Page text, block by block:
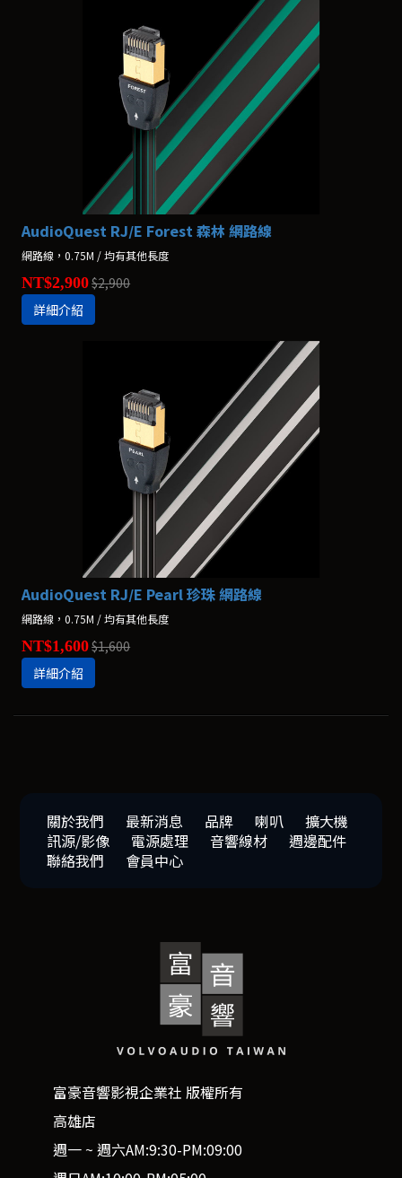
AudioQuest RJ/E Forest 森林 網路線
網路線，0.75M / 均有其他長度
NT$2,900$2,900
詳細介紹
AudioQuest RJ/E Pearl 珍珠 網路線
網路線，0.75M / 均有其他長度
NT$1,600$1,600
詳細介紹
關於我們 最新消息 品牌 喇叭
擴大機
訊源/影像
電源處理 音響線材
週邊配件
聯絡我們
會員中心
富豪音響影視企業社 版權所有
高雄店
週一 ~ 週六AM:9:30-PM:09:00